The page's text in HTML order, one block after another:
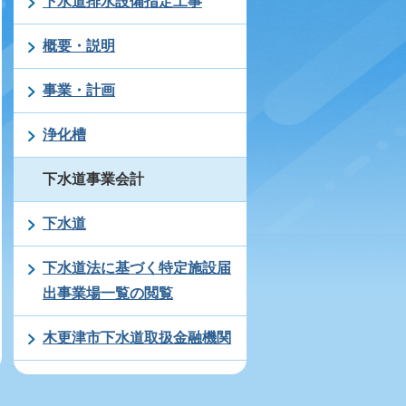
概要・説明
事業・計画
浄化槽
下水道事業会計
下水道
下水道法に基づく特定施設届
出事業場一覧の閲覧
木更津市下水道取扱金融機関